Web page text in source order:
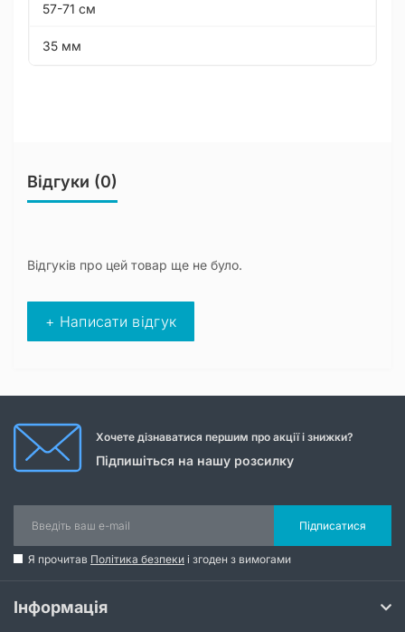
57-71 см
35 мм
Відгуки (0)
Відгуків про цей товар ще не було.
+ Написати відгук
Хочете дізнаватися першим про акції і знижки?
Підпишіться на нашу розсилку
Підписатися
Я прочитав Політика безпеки і згоден з вимогами
Інформація